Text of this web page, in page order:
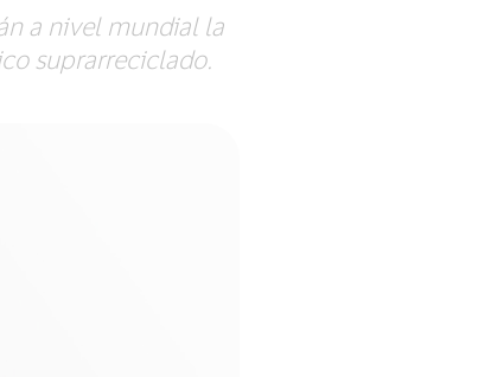
a nivel mundial la
suprarreciclado.